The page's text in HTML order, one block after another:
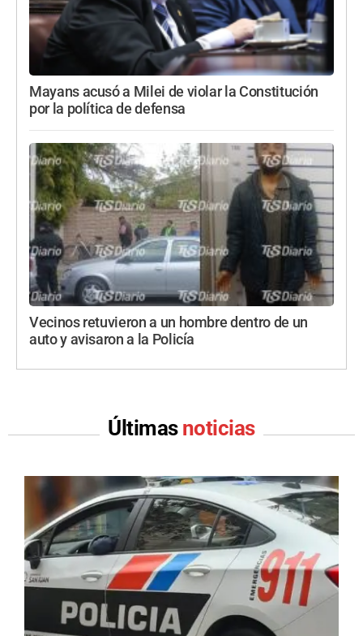
Mayans acusó a Milei de violar la Constitución
por la política de defensa
Vecinos retuvieron a un hombre dentro de un
auto y avisaron a la Policía
Últimas noticias